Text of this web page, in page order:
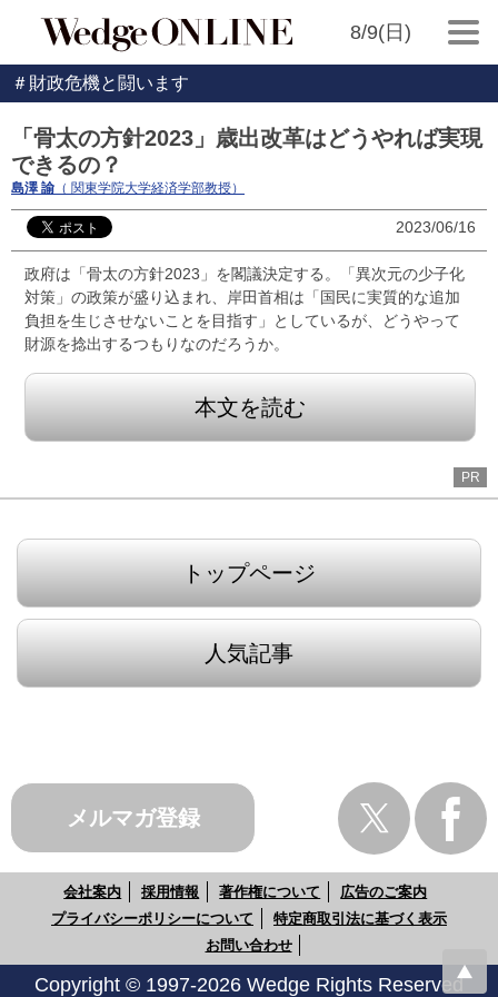
8/9(日)
＃財政危機と闘います
「骨太の方針2023」歳出改革はどうやれば実現
できるの？
島澤 諭 （ 関東学院大学経済学部教授）
2023/06/16
政府は「骨太の方針2023」を閣議決定する。「異次元の少子化
対策」の政策が盛り込まれ、岸田首相は「国民に実質的な追加
負担を生じさせないことを目指す」としているが、どうやって
財源を捻出するつもりなのだろうか。
本文を読む
PR
トップページ
人気記事
メルマガ登録
会社案内 採用情報 著作権について
広告のご案内
プライバシーポリシーについて
特定商取引法に基づく表示
お問い合わせ
Copyright © 1997-2026 Wedge Rights Reserved